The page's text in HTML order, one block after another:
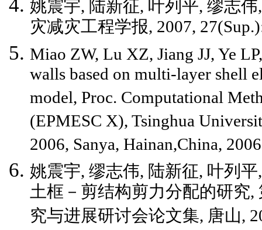
姚震宇, 陆新征, 叶列平, 缪志
灾减灾工程学报, 2007,
Miao ZW, Lu XZ, Jiang JJ, Ye
walls based on multi-layer shell
model, Proc. Computational
(EPMESC X), Tsinghua
2006, Sanya, Hainan,China,
姚震宇, 缪志伟, 陆新征, 叶列
土框－剪结构剪力分配的研究
究与进展研讨会论文集, 唐山,